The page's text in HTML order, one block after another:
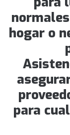
hogar o
para